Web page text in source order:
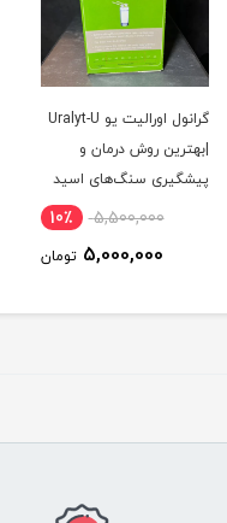
گرانول اورالیت یو Uralyt-U
|بهترین روش درمان و
پیشگیری سنگ‌های اسید
اوریک کلیه5,500,000 10٪
5,000,000 تومان